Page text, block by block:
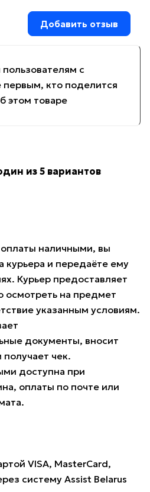
с
первым, кто поделится
этом товаре
Добавить отзыв
из 5 вариантов
наличными, вы
курьера и передаёте ему
Курьер предоставляет
осмотреть на предмет
указанным условиям.
документы, вносит
чек.
доступна при
оплаты по почте или
VISA, MasterCard,
систему Assist Belarus